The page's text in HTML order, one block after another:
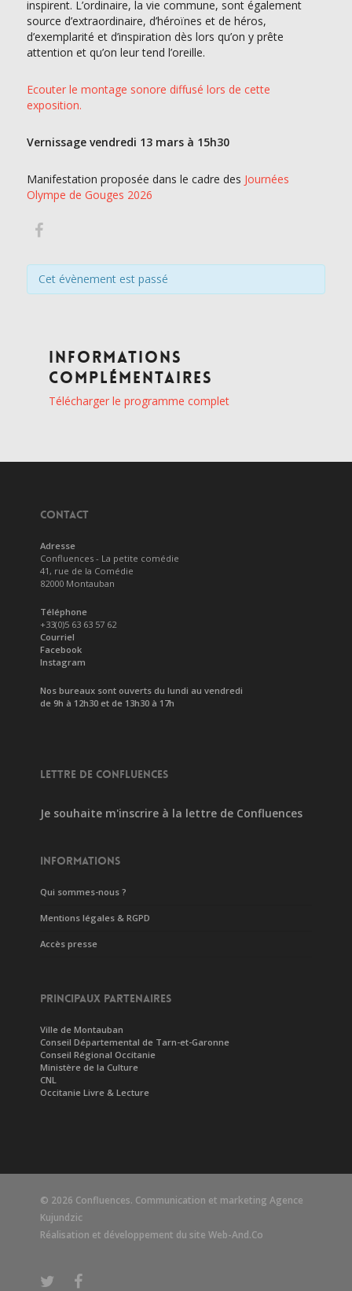
inspirent. L’ordinaire, la vie commune, sont également
source d’extraordinaire, d’héroïnes et de héros,
d’exemplarité et d’inspiration dès lors qu’on y prête
attention et qu’on leur tend l’oreille.
Ecouter le montage sonore diffusé lors de cette
exposition.
Vernissage vendredi 13 mars à 15h30
Manifestation proposée dans le cadre des Journées
Olympe de Gouges 2026
Cet évènement est passé
Informations
complémentaires
Télécharger le programme complet
CONTACT
Adresse
Confluences - La petite comédie
41, rue de la Comédie
82000 Montauban
Téléphone
+33(0)5 63 63 57 62
Courriel
Facebook
Instagram
Nos bureaux sont ouverts du lundi au vendredi
de 9h à 12h30 et de 13h30 à 17h
LETTRE DE CONFLUENCES
Je souhaite m'inscrire à la lettre de Confluences
INFORMATIONS
Qui sommes-nous ?
Mentions légales & RGPD
Accès presse
PRINCIPAUX PARTENAIRES
Ville de Montauban
Conseil Départemental de Tarn-et-Garonne
Conseil Régional Occitanie
Ministère de la Culture
CNL
Occitanie Livre & Lecture
© 2026 Confluences. Communication et marketing Agence
Kujundzic
Réalisation et développement du site Web-And.Co